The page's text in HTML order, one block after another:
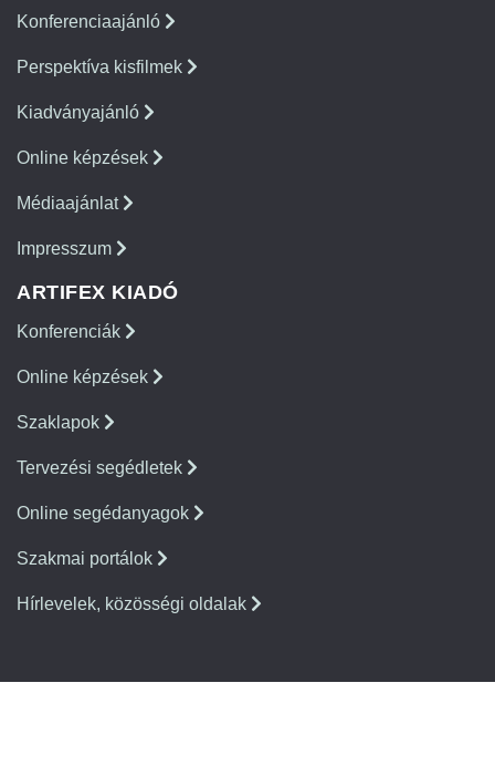
Konferenciaajánló
Perspektíva kisfilmek
Kiadványajánló
Online képzések
Médiaajánlat
Impresszum
ARTIFEX KIADÓ
Konferenciák
Online képzések
Szaklapok
Tervezési segédletek
Online segédanyagok
Szakmai portálok
Hírlevelek, közösségi oldalak